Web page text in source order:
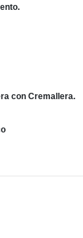
con Cremallera.